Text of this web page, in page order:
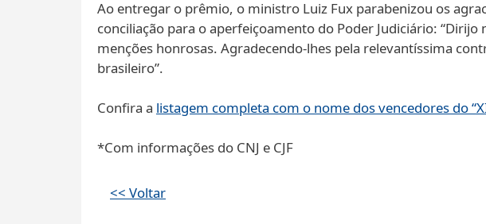
Ao entregar o prêmio, o ministro Luiz Fux parabenizou os
conciliação para o aperfeiçoamento do Poder Judiciário:
menções honrosas. Agradecendo-lhes pela relevantíssima
brasileiro”.
Confira a listagem completa com o nome dos vencedores do
*Com informações do CNJ e CJF
<< Voltar